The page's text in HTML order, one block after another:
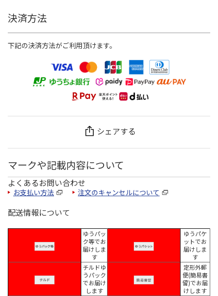
決済方法
下記の決済方法がご利用頂けます。
シェアする
マークや記載内容について
よくあるお問い合わせ
お支払い方法 注文のキャンセルについて
配送情報について
ゆうパッ
ク等でお
届けしま
す
ゆうパケ
ットでお
届けしま
す
チルドゆ
うパック
でお届け
します
定形外郵
便(簡易書
留)でお届
けします